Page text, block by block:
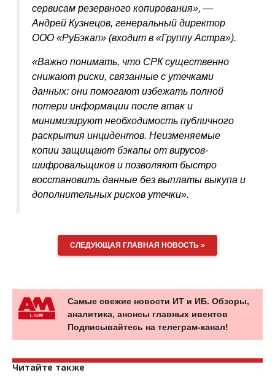
сервисам резервного копирования», —
Андрей Кузнецов, генеральный директор
ООО «РуБэкап» (входит в «Группу Астра»).
«Важно понимать, что СРК существенно
снижают риски, связанные с утечками
данных: они помогают избежать полной
потери информации после атак и
минимизируют необходимость публичного
раскрытия инцидентов. Неизменяемые
копии защищают бэкапы от вирусов-
шифровальщиков и позволяют быстро
восстановить данные без выплаты выкупа и
дополнительных рисков утечки».
СЛЕДУЮЩАЯ ГЛАВНАЯ НОВОСТЬ »
Самые свежие новости ИТ и ИБ. Обзоры,
аналитика, анонсы главных ивентов
Подписывайтесь на телеграм-канал!
Читайте также